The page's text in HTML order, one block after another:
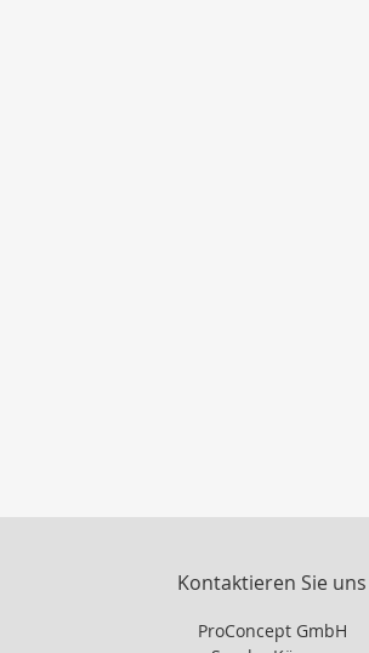
Kontaktieren Sie uns
ProConcept GmbH